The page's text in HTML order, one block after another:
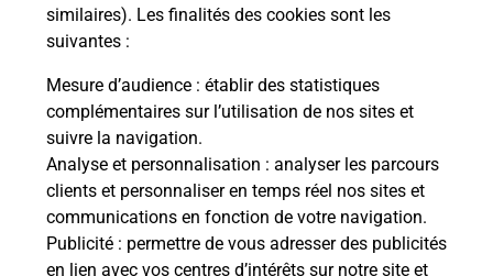
similaires). Les finalités des cookies sont les
suivantes :
Mesure d’audience : établir des statistiques
complémentaires sur l’utilisation de nos sites et
suivre la navigation.
Analyse et personnalisation : analyser les parcours
clients et personnaliser en temps réel nos sites et
communications en fonction de votre navigation.
Publicité : permettre de vous adresser des publicités
en lien avec vos centres d’intérêts sur notre site et
Prochaine collecte du courrierjeudià 09h00
27 Place De La Mairie
04110 Vacheres
Itinéraire
Le lien s'ouvre dans un nouvel onglet